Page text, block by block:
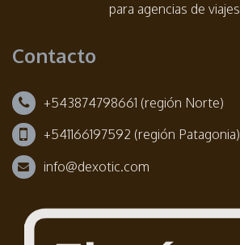
para agencias de viajes
Contacto
+543874798661 (región Norte)
+541166197592 (región Patagonia)
info@dexotic.com